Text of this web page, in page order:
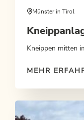
Münster in Tirol
Kneippen mitten
MEHR